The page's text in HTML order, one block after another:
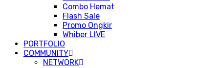
Combo Hemat
Flash Sale
Promo Ongkir
Whiber LIVE
PORTFOLIO
COMMUNITY
NETWORK